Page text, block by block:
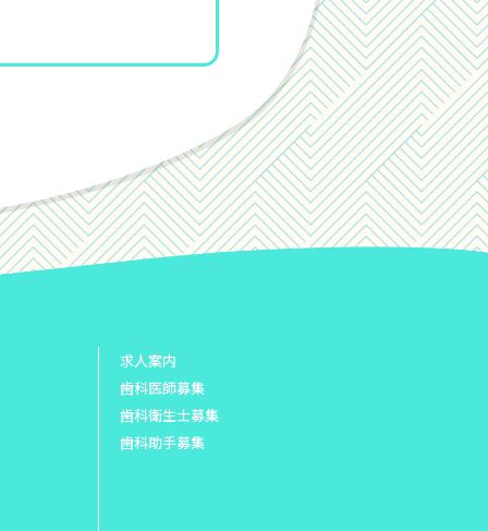
求人案内
歯科医師募集
歯科衛生士募集
歯科助手募集